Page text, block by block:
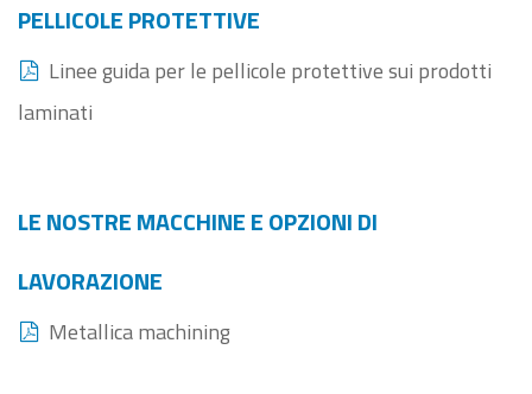
PELLICOLE PROTETTIVE
Linee guida per le pellicole protettive sui prodotti
laminati
LE NOSTRE MACCHINE E OPZIONI DI
LAVORAZIONE
Metallica machining